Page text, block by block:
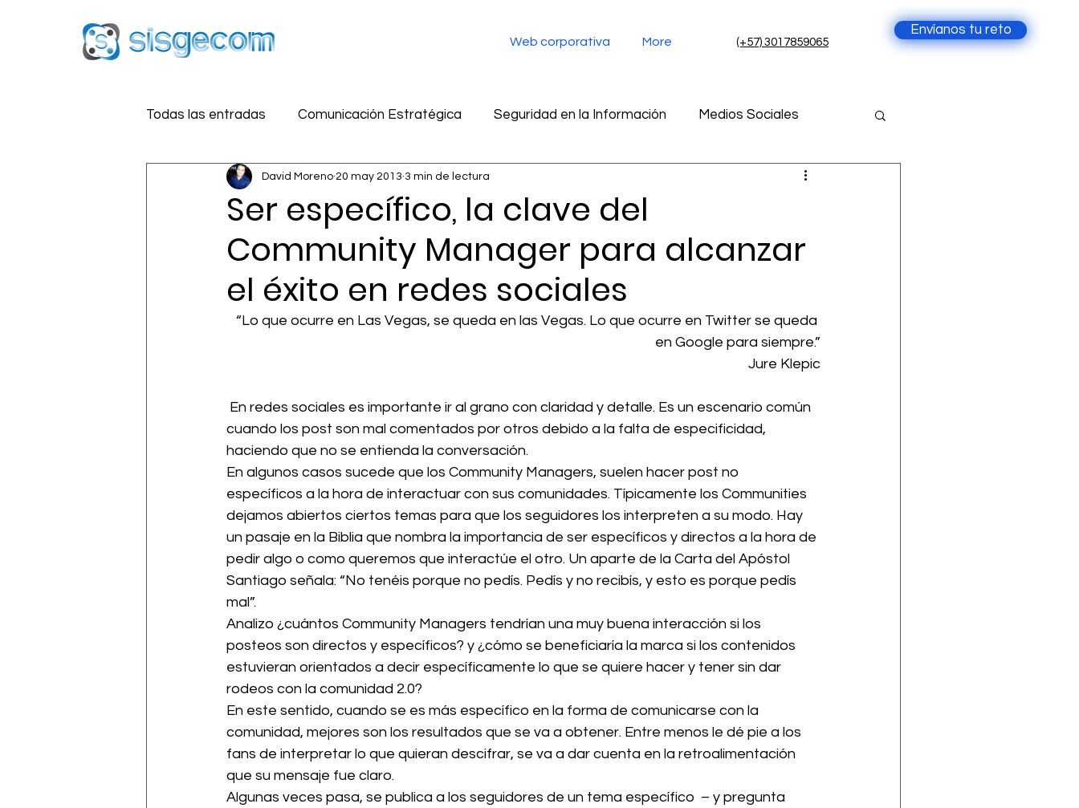
Web corporativa More (+57) 3017859065
Envíanos tu reto
Todas las entradas Comunicación Estratégica Seguridad en la Información Medios Sociales
Reputación Digital Estrategia digital Monitoreo de redes sociales
Medios Sociales Seguridad en la información Marketing Inteligencia Artificial
Ser específico, la clave del
Community Manager para alcanzar
el éxito en redes sociales
David Moreno 20 may 2013 3 min de lectura
“Lo que ocurre en Las Vegas, se queda en las Vegas. Lo que ocurre en Twitter se queda
en Google para siempre.”
Jure Klepic
cuando los post son mal comentados por otros debido a la falta de especificidad,
haciendo que no se entienda la conversación.
En algunos casos sucede que los Community Managers, suelen hacer post no
específicos a la hora de interactuar con sus comunidades. Típicamente los Communities
dejamos abiertos ciertos temas para que los seguidores los interpreten a su modo. Hay
un pasaje en la Biblia que nombra la importancia de ser específicos y directos a la hora de
pedir algo o como queremos que interactúe el otro. Un aparte de la Carta del Apóstol
Santiago señala: “No tenéis porque no pedís. Pedís y no recibís, y esto es porque pedís
mal”.
Analizo ¿cuántos Community Managers tendrían una muy buena interacción si los
posteos son directos y específicos? y ¿cómo se beneficiaría la marca si los contenidos
estuvieran orientados a decir específicamente lo que se quiere hacer y tener sin dar
rodeos con la comunidad 2.0?
En este sentido, cuando se es más específico en la forma de comunicarse con la
comunidad, mejores son los resultados que se va a obtener. Entre menos le dé pie a los
fans de interpretar lo que quieran descifrar, se va a dar cuenta en la retroalimentación
que su mensaje fue claro.
Algunas veces pasa, se publica a los seguidores de un tema específico  – y pregunta